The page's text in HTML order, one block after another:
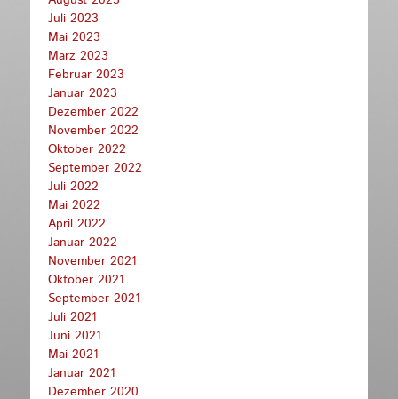
Juli 2023
Mai 2023
März 2023
Februar 2023
Januar 2023
Dezember 2022
November 2022
Oktober 2022
September 2022
Juli 2022
Mai 2022
April 2022
Januar 2022
November 2021
Oktober 2021
September 2021
Juli 2021
Juni 2021
Mai 2021
Januar 2021
Dezember 2020